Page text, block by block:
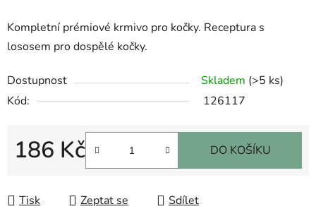
Kompletní prémiové krmivo pro kočky. Receptura s
lososem pro dospělé kočky.
Dostupnost Skladem (>5 ks)
Kód:
126117
186 Kč DO KOŠÍKU
Tisk Zeptat se Sdílet